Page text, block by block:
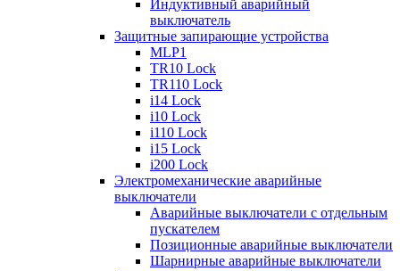
Индуктивный аварийный
выключатель
Защитные запирающие устройства
MLP1
TR10 Lock
TR110 Lock
i14 Lock
i10 Lock
i110 Lock
i15 Lock
i200 Lock
Электромеханические аварийные
выключатели
Аварийные выключатели с отдельным
пускателем
Позиционные аварийные выключатели
Шарнирные аварийные выключатели